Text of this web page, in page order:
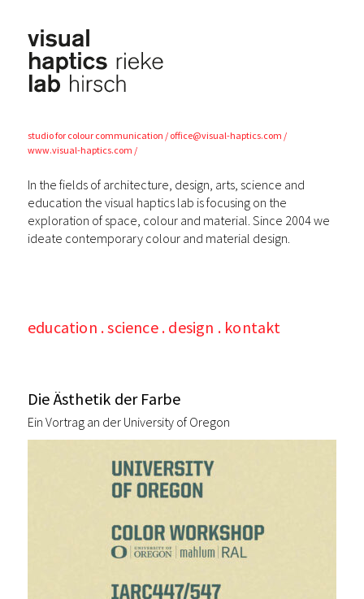
haptics lab
studio for colour communication
office@visual-haptics.com
www.visual-haptics.com
In the fields of architecture, design, arts, science and
education the visual haptics lab is focusing on the
exploration of space, colour and material. Since 2004 we
ideate contemporary colour and material design.
education science design kontakt
Die Ästhetik der Farbe
Ein Vortrag an der University of Oregon